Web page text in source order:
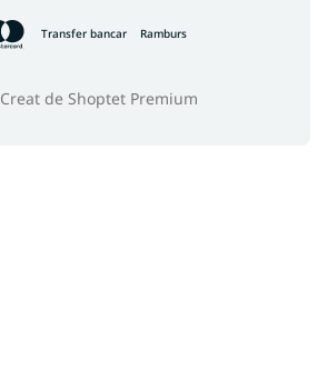
Transfer bancar Ramburs
Creat de Shoptet Premium